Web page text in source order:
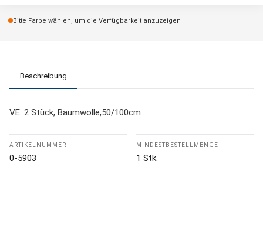
Bitte Farbe wählen, um die Verfügbarkeit anzuzeigen
Beschreibung
VE: 2 Stück, Baumwolle,50/100cm
ARTIKELNUMMER
0-5903
MINDESTBESTELLMENGE
1 Stk.